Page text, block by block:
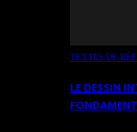
TEXTES DE
LE DESSIN